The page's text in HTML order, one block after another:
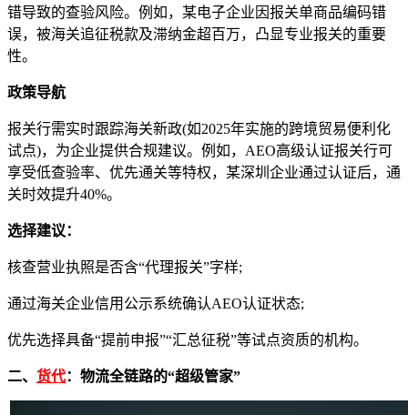
错导致的查验风险。例如，某电子企业因报关单商品编码错
误，被海关追征税款及滞纳金超百万，凸显专业报关的重要
性。
政策导航
报关行需实时跟踪海关新政(如2025年实施的跨境贸易便利化
试点)，为企业提供合规建议。例如，AEO高级认证报关行可
享受低查验率、优先通关等特权，某深圳企业通过认证后，通
关时效提升40%。
选择建议：
核查营业执照是否含“代理报关”字样;
通过海关企业信用公示系统确认AEO认证状态;
优先选择具备“提前申报”“汇总征税”等试点资质的机构。
二、 货代：物流全链路的“超级管家”